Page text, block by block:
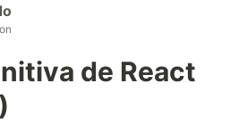
de React